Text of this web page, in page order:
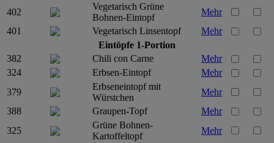
402
Vegetarisch Grüne
Bohnen-Eintopf
Mehr
401
Vegetarisch Linsentopf
Mehr
Eintöpfe 1-Portion
382
Chili con Carne
Mehr
324
Erbsen-Eintopf
Mehr
379
Erbseneintopf mit
Würstchen
Mehr
388
Graupen-Topf
Mehr
325
Grüne Bohnen-
Kartoffeltopf
Mehr